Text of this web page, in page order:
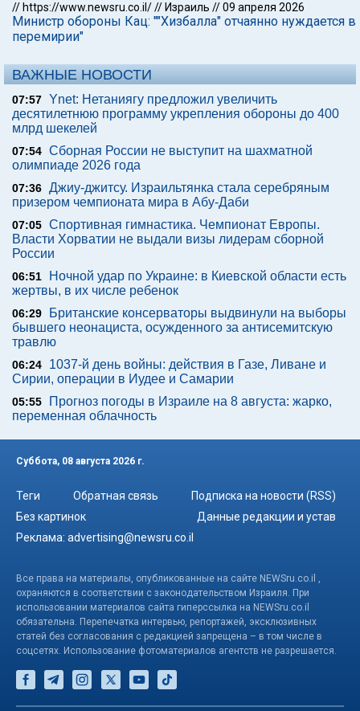
// https://www.newsru.co.il/// Израиль //09 апреля 2026
Министр обороны Кац: ""Хизбалла" отчаянно нуждается в
перемирии"
ВАЖНЫЕ НОВОСТИ
07:57 Ynet: Нетаниягу предложил увеличить
десятилетнюю программу укрепления обороны до 400
млрд шекелей
07:54 Сборная России не выступит на шахматной
олимпиаде 2026 года
07:36 Джиу-джитсу. Израильтянка стала серебряным
призером чемпионата мира в Абу-Даби
07:05 Спортивная гимнастика. Чемпионат Европы.
Власти Хорватии не выдали визы лидерам сборной
России
06:51
Ночной удар по Украине: в Киевской области есть
жертвы, в их числе ребенок
06:29
Британские консерваторы выдвинули на выборы
бывшего неонациста, осужденного за антисемитскую
травлю
06:24
1037-й день войны: действия в Газе, Ливане и
Сирии, операции в Иудее и Самарии
05:55
Прогноз погоды в Израиле на 8 августа: жарко,
переменная облачность
Суббота, 08 августа 2026 г.
Теги Обратная связь
Подписка на новости (RSS)
Без картинок
Данные редакции и устав
Реклама: advertising@newsru.co.il
Все права на материалы, опубликованные на сайте NEWSru.co.il ,
охраняются в соответствии с законодательством Израиля. При
использовании материалов сайта гиперссылка на NEWSru.co.il
обязательна. Перепечатка интервью, репортажей, эксклюзивных
статей без согласования с редакцией запрещена – в том числе в
соцсетях. Использование фотоматериалов агентств не разрешается.